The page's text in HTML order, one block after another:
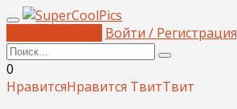
Войти / Регистрация
0
НравитсяНравится ТвитТвит